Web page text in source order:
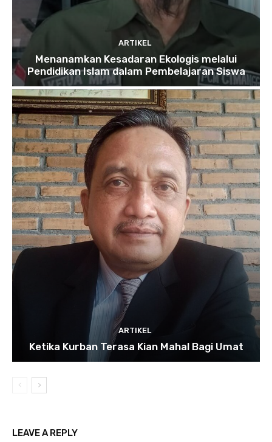
ARTIKEL
Menanamkan Kesadaran Ekologis melalui
Pendidikan Islam dalam Pembelajaran Siswa
ARTIKEL
Ketika Kurban Terasa Kian Mahal Bagi Umat
LEAVE A REPLY